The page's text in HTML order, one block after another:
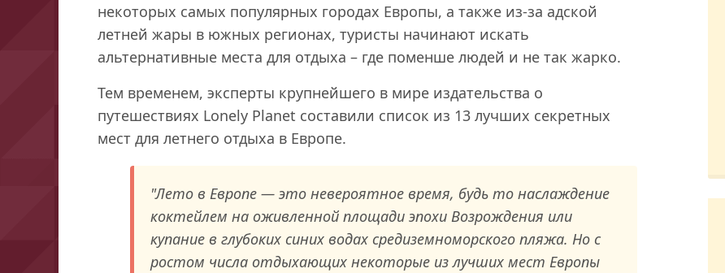
некоторых самых популярных городах Европы, а также из-за адской
летней жары в южных регионах, туристы начинают искать
альтернативные места для отдыха – где поменше людей и не так жарко.
Тем временем, эксперты крупнейшего в мире издательства о
путешествиях Lonely Planet составили список из 13 лучших секретных
мест для летнего отдыха в Европе.
"Лето в Европе — это невероятное время, будь то наслаждение
коктейлем на оживленной площади эпохи Возрождения или
купание в глубоких синих водах средиземноморского пляжа. Но с
ростом числа отдыхающих некоторые из лучших мест Европы